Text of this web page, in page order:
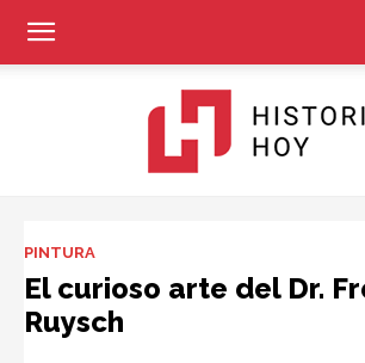
PINTURA
El curioso arte del Dr.
Ruysch